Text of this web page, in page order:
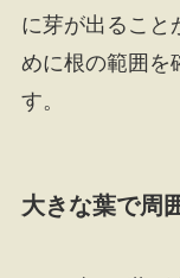
に芽が出ること
めに根の範囲を
す。
大きな葉で周